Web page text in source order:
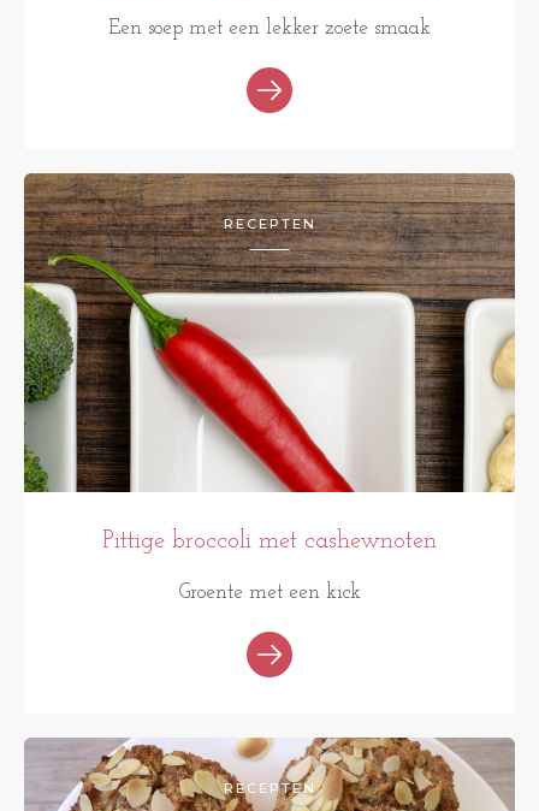
Een soep met een lekker zoete smaak
RECEPTEN
Pittige broccoli met cashewnoten
Groente met een kick
RECEPTEN